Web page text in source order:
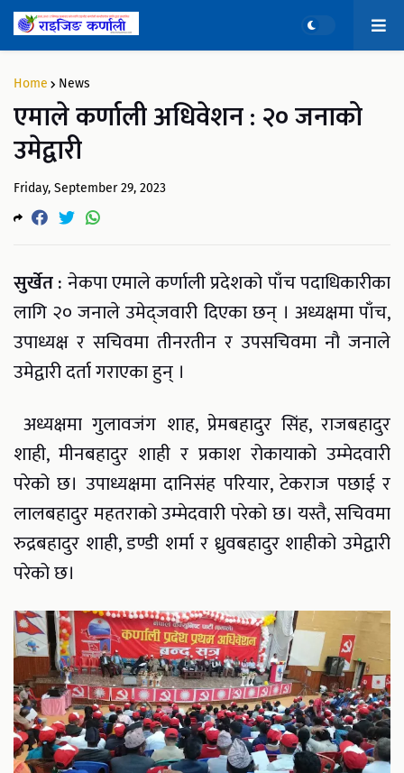
Home News
एमाले कर्णाली अधिवेशन : २० जनाको
उमेद्वारी
Friday, September 29, 2023
सुर्खेत : नेकपा एमाले कर्णाली प्रदेशको पाँच पदाधिकारीका
लागि २० जनाले उमेद्जवारी दिएका छन् । अध्यक्षमा पाँच,
उपाध्यक्ष र सचिवमा तीनरतीन र उपसचिवमा नौ जनाले
उमेद्वारी दर्ता गराएका हुन् ।
अध्यक्षमा गुलावजंग शाह, प्रेमबहादुर सिंह, राजबहादुर
शाही, मीनबहादुर शाही र प्रकाश रोकायाको उम्मेदवारी
परेको छ। उपाध्यक्षमा दानिसंह परियार, टेकराज पछाई र
लालबहादुर महतराको उम्मेदवारी परेको छ। यस्तै, सचिवमा
रुद्रबहादुर शाही, डण्डी शर्मा र ध्रुवबहादुर शाहीको उमेद्वारी
परेको छ।